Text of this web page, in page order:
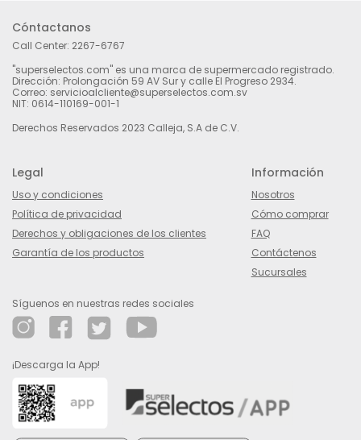
Cóntactanos
Call Center: 2267-6767
"superselectos.com" es una marca de supermercado registrado.
Dirección: Prolongación 59 AV Sur y calle El Progreso 2934.
Correo: servicioalcliente@superselectos.com.sv
NIT: 0614-110169-001-1
Derechos Reservados 2023 Calleja, S.A de C.V.
Legal
Uso y condiciones
Política de privacidad
Derechos y obligaciones de los clientes
Garantía de los productos
Información
Nosotros
Cómo comprar
FAQ
Contáctenos
Sucursales
Síguenos en nuestras redes sociales
¡Descarga la App!